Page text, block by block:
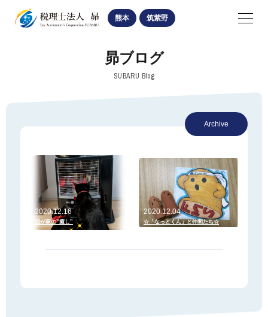
SUBARU 熊本 筑紫野
法人・個人経営関係
お知らせ・ブログ
熊本オフィスの記事
SUBARU TIMES
navigation
昴ブログ
SUBARU Blog
Archive
2020.12.16
我が家の”癒し”
2020.12.04
☆「なっとくん」と仲間たち☆